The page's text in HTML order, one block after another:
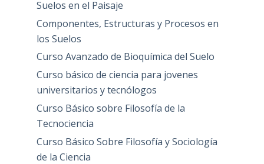
Suelos en el Paisaje
Componentes, Estructuras y Procesos en
los Suelos
Curso Avanzado de Bioquímica del Suelo
Curso básico de ciencia para jovenes
universitarios y tecnólogos
Curso Básico sobre Filosofía de la
Tecnociencia
Curso Básico Sobre Filosofía y Sociología
de la Ciencia